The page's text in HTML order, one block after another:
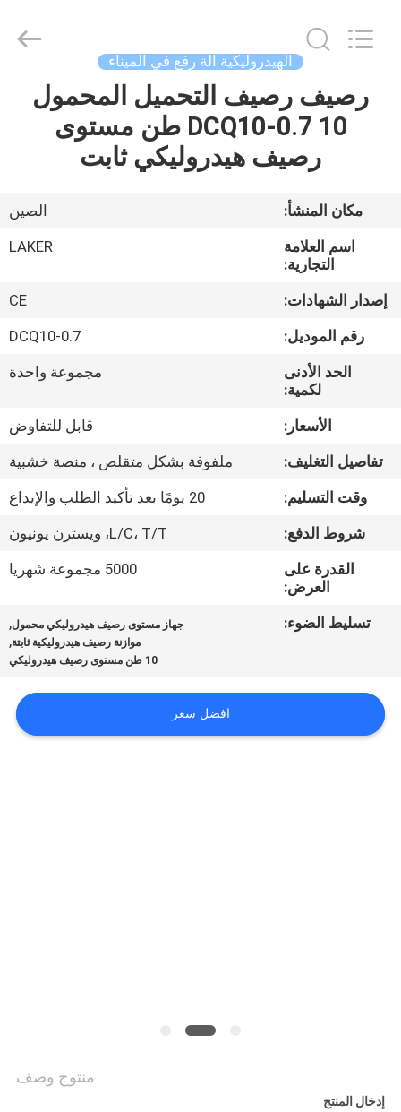
منزل
المنتجات
حول
جولة
المعمل
الجودة
اتصل
سياسة
AUTOPARTS
CO.,LIMITED.
الهيدروليكية آلة رفع في الميناء
رصيف رصيف التحميل المحمول
DCQ10-0.7 10 طن مستوى
رصيف هيدروليكي ثابت
مكان المنشأ:
الصين
اسم العلامة
التجارية:
LAKER
إصدار الشهادات:
CE
رقم الموديل:
DCQ10-0.7
الحد الأدنى
لكمية:
مجموعة واحدة
الأسعار:
قابل للتفاوض
تفاصيل التغليف:
ملفوفة بشكل متقلص ، منصة خشبية
وقت التسليم:
20 يومًا بعد تأكيد الطلب والإيداع
شروط الدفع:
L/C، T/T، ويسترن يونيون
القدرة على
العرض:
5000 مجموعة شهريا
تسليط الضوء: جهاز مستوى رصيف هيدروليكي محمول,
موازنة رصيف هيدروليكية ثابتة,
10 طن مستوى رصيف هيدروليكي
افضل سعر
منتوج وصف
إدخال المنتج